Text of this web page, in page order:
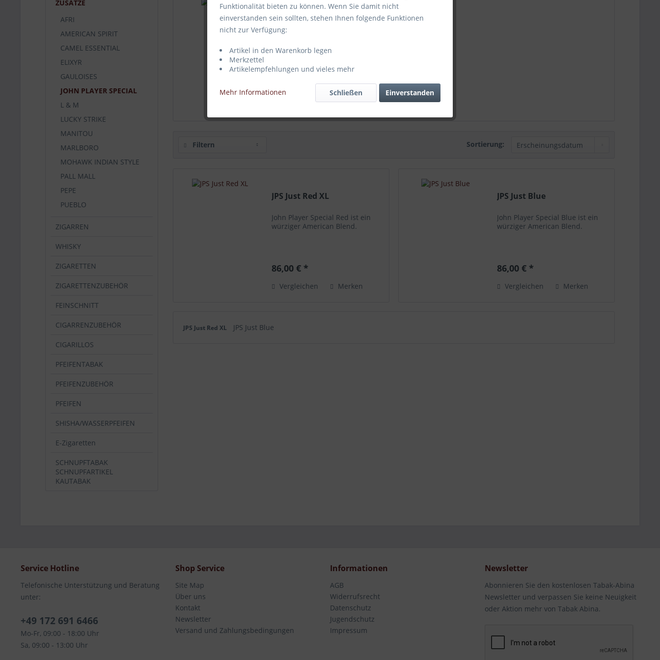
ZUSÄTZE
AFRI
AMERICAN SPIRIT
CAMEL ESSENTIAL
ELIXYR
GAULOISES
JOHN PLAYER SPECIAL
L & M
LUCKY STRIKE
MANITOU
MARLBORO
MOHAWK INDIAN STYLE
PALL MALL
PEPE
PUEBLO
ZIGARREN
WHISKY
ZIGARETTEN
ZIGARETTENZUBEHÖR
FEINSCHNITT
CIGARRENZUBEHÖR
CIGARILLOS
PFEIFENTABAK
PFEIFENZUBEHÖR
PFEIFEN
SHISHA/WASSERPFEIFEN
E-Zigaretten
SCHNUPFTABAK
SCHNUPFARTIKEL
KAUTABAK
Filtern Sortierung:
JPS Just Red XL
John Player Special Red ist ein
würziger American Blend.
86,00 € *
Vergleichen Merken
JPS Just Blue
John Player Special Blue ist ein
würziger American Blend.
86,00 € *
Vergleichen Merken
JPS Just Red XL JPS Just Blue
Service Hotline
Telefonische Unterstützung und Beratung
unter:
+49 172 691 6466
Mo-Fr, 09:00 - 18:00 Uhr
Sa, 09:00 - 13:00 Uhr
Shop Service
Site Map
Über uns
Kontakt
Newsletter
Versand und Zahlungsbedingungen
Informationen
AGB
Widerrufsrecht
Datenschutz
Jugendschutz
Impressum
Newsletter
Abonnieren Sie den kostenlosen Tabak-Abina
Newsletter und verpassen Sie keine Neuigkeit
oder Aktion mehr von Tabak Abina.
Funktionalität bieten zu können. Wenn Sie damit nicht
einverstanden sein sollten, stehen Ihnen folgende Funktionen
nicht zur Verfügung:
Artikel in den Warenkorb legen
Merkzettel
Artikelempfehlungen und vieles mehr
Mehr Informationen Einverstanden
Schließen